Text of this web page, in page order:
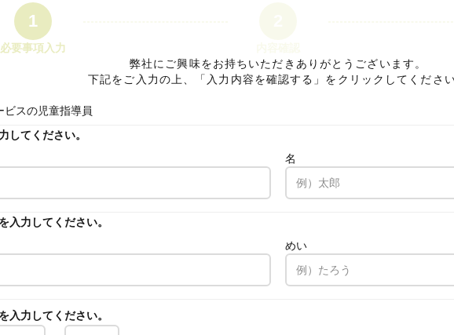
1
必要事項入力
弊社にご興味をお持ちいただきありがとうございます。
下記をご入力の上、「入力内容を確認する」をクリックしてください
ビスの児童指導員
してください。
名
入力してください。
めい
入力してください。